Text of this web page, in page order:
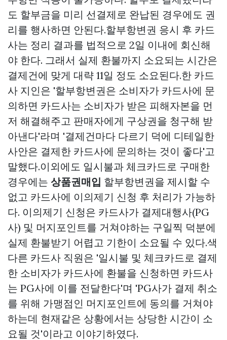
도 할부금을 미리 선결제로 완납된 경우에도 권
리를 행사하면 안된다.할부항변권 응시 후 카드
사는 정리 결과를 법적으로 2일 이내에 회신해
야 한다. 그래서 실제 환불까지 소요되는 시간은
결제건에 맞게 대략 11일 정도 소요된다.한 카드
사 지인은 '할부항변권은 소비자가 카드사에 문
의하면 카드사는 소비자가 받은 피해자본을 먼
저 해결해주고 판매자에게 구상권을 청구해 받
아낸다'라며 '결제건마다 다르기 덕에 디테일한
사안은 결제한 카드사에 문의하는 것이 좋다'고
말했다.이외에도 일시불과 체크카드로 구매한
경우에는 상품권매입 할부항변권을 제시할 수
없고 카드사에 이의제기 신청 후 처리가 가능하
다. 이의제기 신청은 카드사가 결제대행사(PG
사) 및 머지포인트를 거쳐야하는 구일찍 덕분에
실제 환불받기 어렵고 기한이 소요될 수 있다.색
다른 카드사 직원은 '일시불 및 체크카드로 결제
한 소비자가 카드사에 환불을 신청하면 카드사
는 PG사에 이를 전달한다'며 'PG사가 결제 취소
를 위해 가맹점인 머지포인트에 동의를 거쳐야
하는데 현재같은 상황에서는 상당한 시간이 소
요될 것'이라고 이야기하였다.